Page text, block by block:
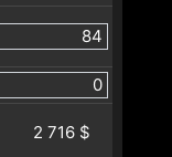
2 716 $